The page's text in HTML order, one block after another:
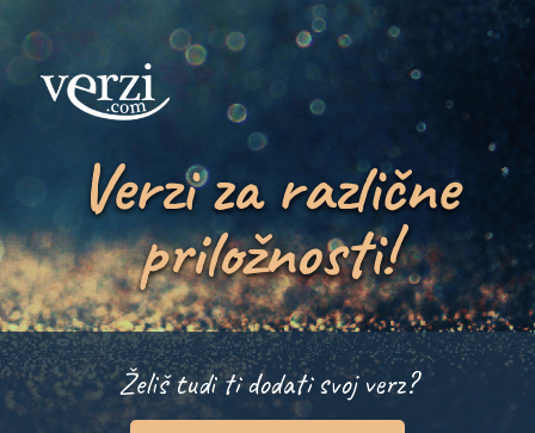
Verzi za različne
priložnosti!
Želiš tudi ti dodati svoj verz?